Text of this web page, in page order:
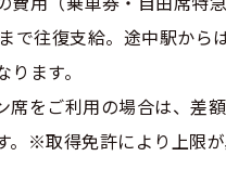
で往復支給。途中駅から
給となります
席をご利用の場合は、差
。※取得免許により上限